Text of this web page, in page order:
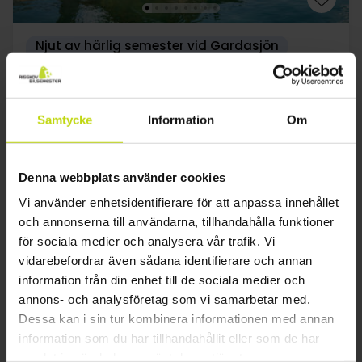
Samtycke Information Om
Denna webbplats använder cookies
Vi använder enhetsidentifierare för att anpassa innehållet
och annonserna till användarna, tillhandahålla funktioner
för sociala medier och analysera vår trafik. Vi
vidarebefordrar även sådana identifierare och annan
information från din enhet till de sociala medier och
annons- och analysföretag som vi samarbetar med.
Dessa kan i sin tur kombinera informationen med annan
information som du har tillhandahållit eller som de har
Njut av härlig semester vid Gardasjön
Hotel Sole
Riva del Garda
Inkl 3-rättersmeny
övernattningar med frukost
1x Gratis cykellån
1x 1 välkomstdrink
1x Free entry to the rooftop terrace
Se allt som ingår
Slutsåld
FÅ KVAR
sep pp2199:-
Totalt 4398:-
okt
Se mer